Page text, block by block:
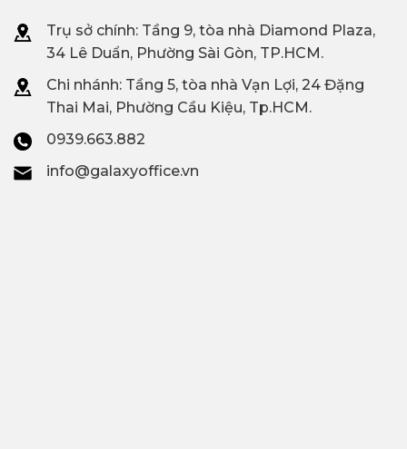
Trụ sở chính: Tầng 9, tòa nhà Diamond Plaza,
34 Lê Duẩn, Phường Sài Gòn, TP.HCM.
Chi nhánh: Tầng 5, tòa nhà Vạn Lợi, 24 Đặng
Thai Mai, Phường Cầu Kiệu, Tp.HCM.
0939.663.882
info@galaxyoffice.vn